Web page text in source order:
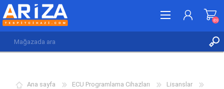
(0)
Ana sayfa ECU Programlama Cihazları
Lisanslar